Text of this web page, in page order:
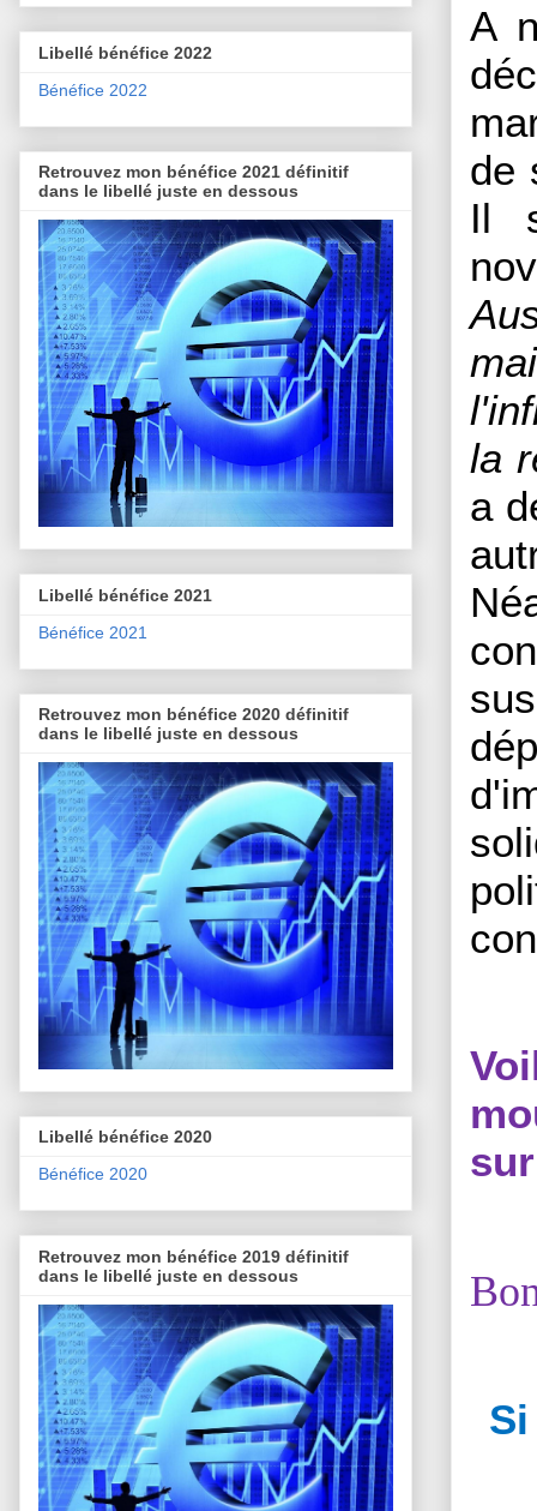
A
de
Il
la
a
Libellé bénéfice 2022
Bénéfice 2022
Retrouvez mon bénéfice 2021 définitif
dans le libellé juste en dessous
Libellé bénéfice 2021
Bénéfice 2021
Retrouvez mon bénéfice 2020 définitif
dans le libellé juste en dessous
Libellé bénéfice 2020
Bénéfice 2020
Retrouvez mon bénéfice 2019 définitif
dans le libellé juste en dessous